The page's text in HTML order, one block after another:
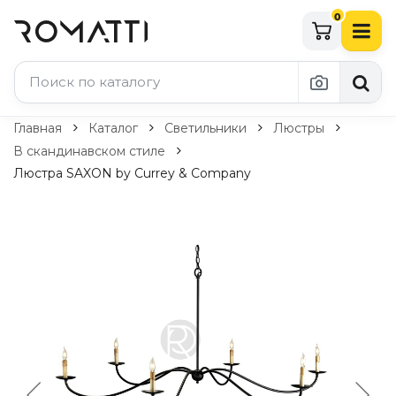
0
Каталог Romatti
Свет и освещение
Технический свет
Уличное освещение
Комплектующие
Главная Каталог Светильники
Люстры
В скандинавском стиле
Люстра SAXON by Currey & Company